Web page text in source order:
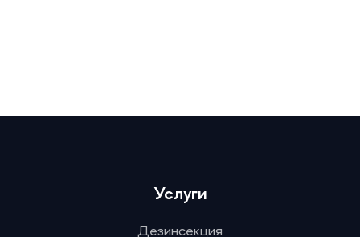
Услуги
Дезинсекция